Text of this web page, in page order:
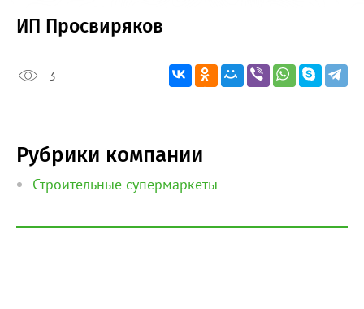
ИП Просвиряков
3
Рубрики компании
Строительные супермаркеты